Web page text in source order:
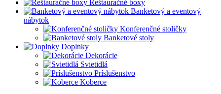
Reštauračné boxy
Banketový a eventový
nábytok
Konferenčné stoličky
Banketové stoly
Doplnky
Dekorácie
Svietidlá
Príslušenstvo
Koberce